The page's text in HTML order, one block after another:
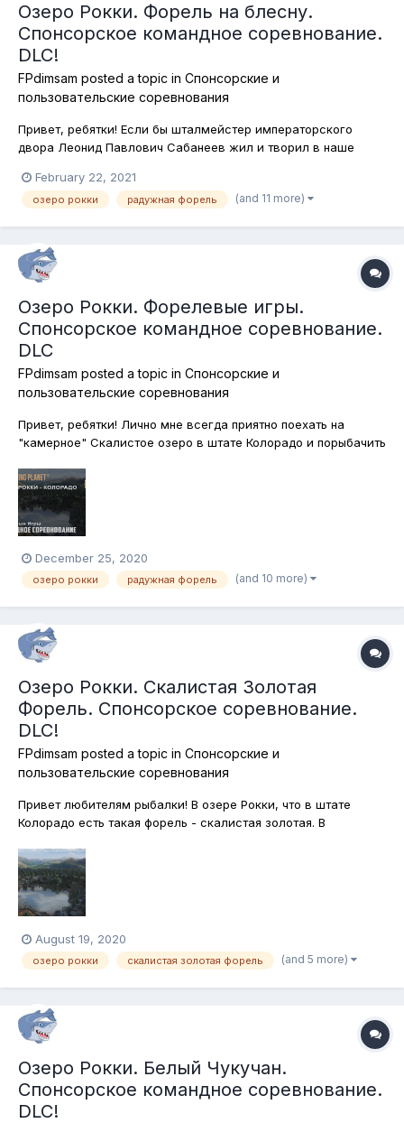
Озеро Рокки. Форель на блесну.
Спонсорское командное соревнование.
DLC!
FPdimsam posted a topic in Спонсорские и
пользовательские соревнования
Привет, ребятки! Если бы шталмейстер императорского
двора Леонид Павлович Сабанеев жил и творил в наше
творчества североамериканским водоёмам, уверен, озеро
Рокки ни в коем случае не осталось бы вне его внимания!
February 22, 2021
озеро рокки радужная форель (and 11 more)
Озеро Рокки. Форелевые игры.
Спонсорское командное соревнование.
DLC
FPdimsam posted a topic in Спонсорские и
пользовательские соревнования
Привет, ребятки! Лично мне всегда приятно поехать на
"камерное" Скалистое озеро в штате Колорадо и порыбачить
этим мы сегодня и будем там заниматься. Ну и конечно, всех
кто празднует католическое Рождество - с праздником!
Поскольку с...
December 25, 2020
озеро рокки радужная форель (and 10 more)
Озеро Рокки. Скалистая Золотая
Форель. Спонсорское соревнование.
DLC!
FPdimsam posted a topic in Спонсорские и
пользовательские соревнования
Привет любителям рыбалки! В озере Рокки, что в штате
Колорадо есть такая форель - скалистая золотая. В
от одноимеённого жука Колорадская форель отнюдь не
вредитель, а наоборот - рыба, которая может доставить
море удовольствия любителям ры...
August 19, 2020
озеро рокки скалистая золотая форель (and 5 more)
Озеро Рокки. Белый Чукучан.
Спонсорское командное соревнование.
DLC!